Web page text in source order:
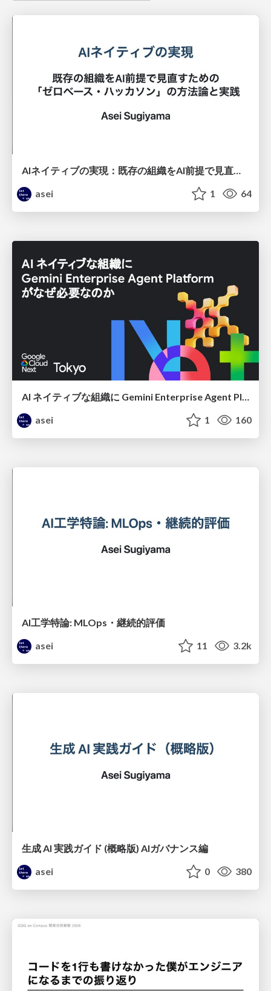
AIネイティブの実現：既存の組織をAI前提で見直すための「ゼロベース・ハッカソン」の方法論と実践
asei
1 64
asei
1 160
AI工学特論: MLOps・継続的評価
asei
11 3.2k
生成 AI 実践ガイド (概略版) AIガバナンス編
asei
0 380